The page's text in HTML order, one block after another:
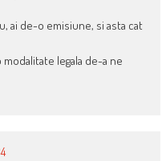
ai de-o emisiune, si asta cat
modalitate legala de-a ne